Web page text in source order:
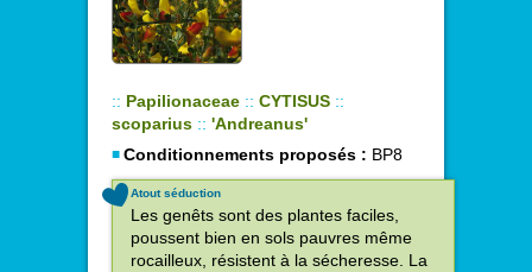
:: Papilionaceae :: CYTISUS ::
scoparius :: 'Andreanus'
Conditionnements proposés : BP8
Atout séduction
Les genêts sont des plantes faciles,
poussent bien en sols pauvres même
rocailleux, résistent à la sécheresse. La